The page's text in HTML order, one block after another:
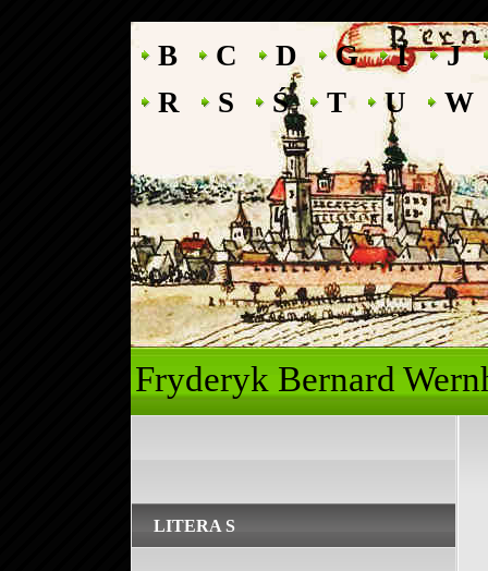
B C D G I
J
R
S Ś T U W
Fryderyk
LITERA S